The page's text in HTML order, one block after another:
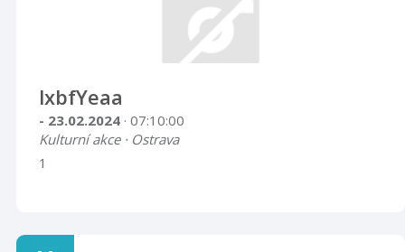
lxbfYeaa
- 23.02.2024 · 07:10:00
Kulturní akce · Ostrava
1